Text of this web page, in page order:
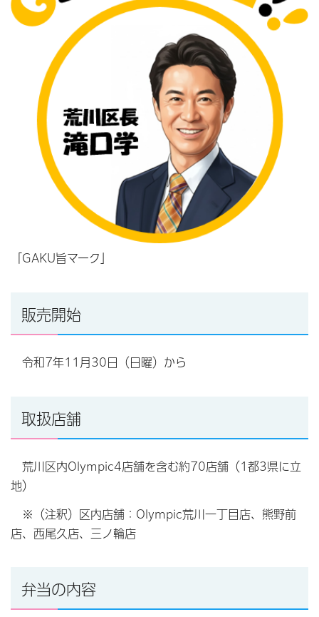
「GAKU旨マーク」
販売開始
令和7年11月30日（日曜）から
取扱店舗
荒川区内Olympic4店舗を含む約70店舗（1都3県に立
地）
※（注釈）区内店舗：Olympic荒川一丁目店、熊野前
店、西尾久店、三ノ輪店
弁当の内容